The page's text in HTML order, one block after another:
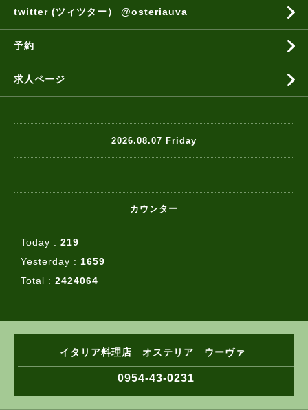
twitter (ツィツター） @osteriauva
予約
求人ページ
2026.08.07 Friday
カウンター
Today : 219
Yesterday : 1659
Total : 2424064
イタリア料理店 オステリア ウーヴァ
0954-43-0231